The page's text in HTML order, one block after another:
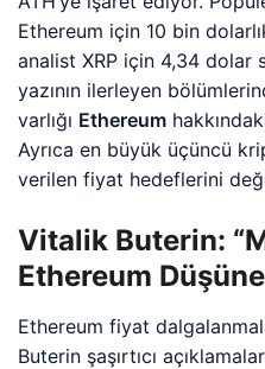
Ethereum için 10 bin
analist XRP için 4,34 dolar
yazının ilerleyen
varlığı Ethereum
Ayrıca en büyük üçüncü
verilen fiyat hedeflerini
Vitalik Buterin:
Ethereum
Ethereum fiyat
Buterin şaşırtıcı